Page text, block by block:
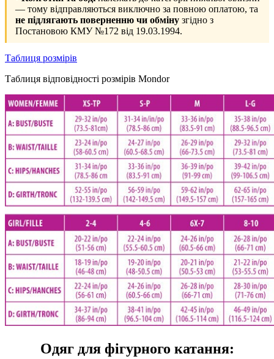
— тому відправляються виключно за повною оплатою, та
не підлягають поверненню чи обміну згідно з
Постановою КМУ №172 від 19.03.1994.
Таблиця розмірів
Таблиця відповідності розмірів Mondor
Одяг для фігурного катання: